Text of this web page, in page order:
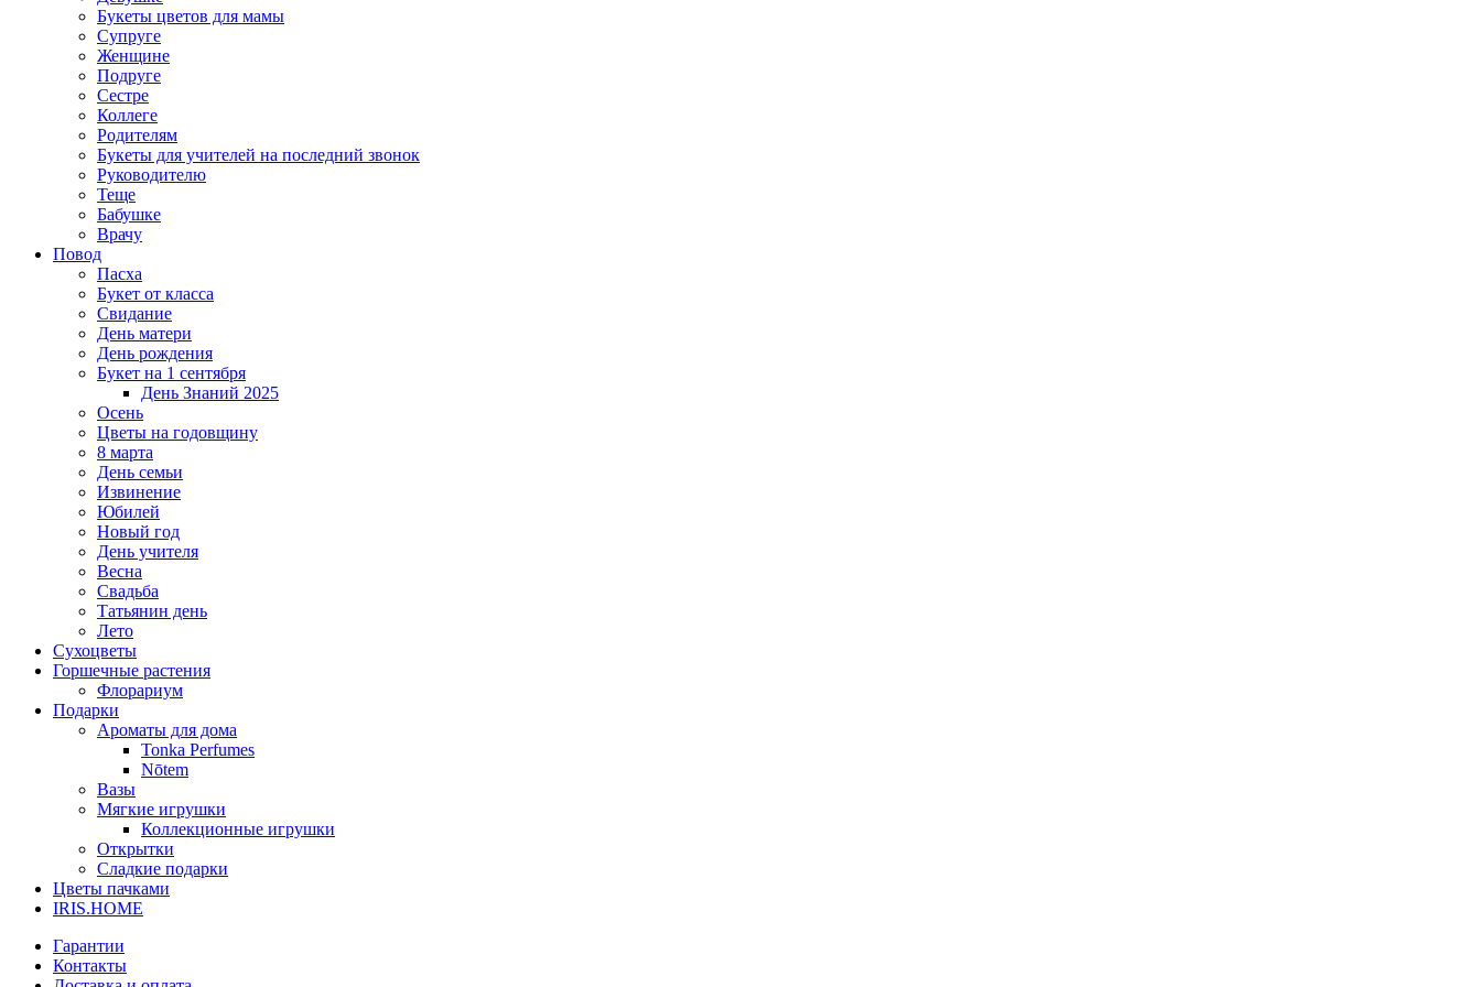
Букеты цветов для мамы
Супруге
Женщине
Подруге
Сестре
Коллеге
Родителям
Букеты для учителей на последний звонок
Руководителю
Теще
Бабушке
Врачу
Повод
Пасха
Букет от класса
Свидание
День матери
День рождения
Букет на 1 сентября
День Знаний 2025
Осень
Цветы на годовщину
8 марта
День семьи
Извинение
Юбилей
Новый год
День учителя
Весна
Свадьба
Татьянин день
Лето
Сухоцветы
Горшечные растения
Флорариум
Подарки
Ароматы для дома
Tonka Perfumes
Nōtem
Вазы
Мягкие игрушки
Коллекционные игрушки
Открытки
Сладкие подарки
Цветы пачками
IRIS.HOME
Гарантии
Контакты